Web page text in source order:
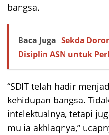
bangsa.
Baca Juga Sekda
Disiplin ASN untuk
“SDIT telah hadir
kehidupan bangsa.
intelektualnya, tetapi
mulia akhlaqnya,”